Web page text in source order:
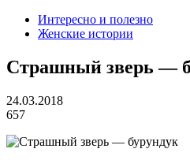
Интересно и полезно
Женские истории
Страшный зверь —
24.03.2018
657